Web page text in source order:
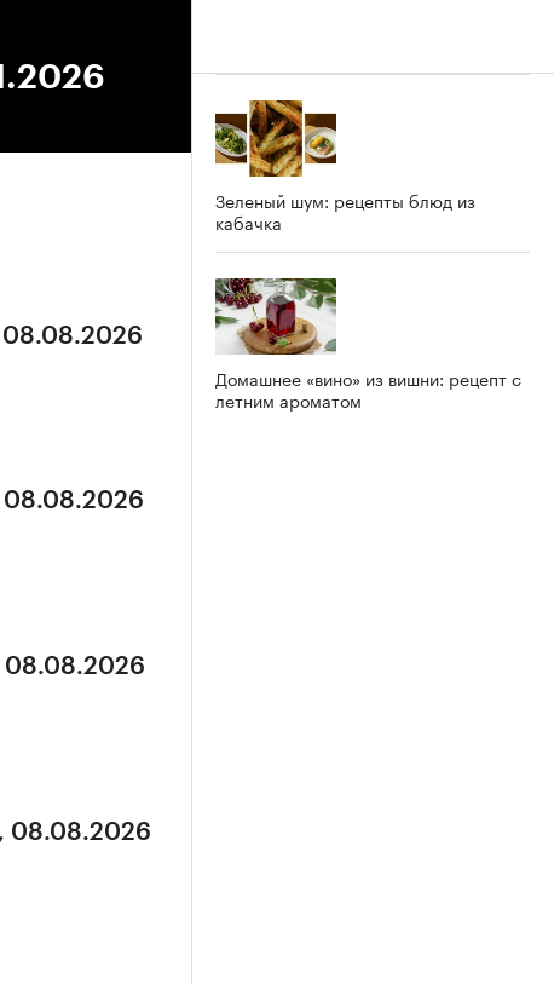
08.08.2026
08.08.2026
08.08.2026
08.08.2026
Зеленый шум: рецепты блюд из
кабачка
Домашнее «вино» из вишни: рецепт с
летним ароматом